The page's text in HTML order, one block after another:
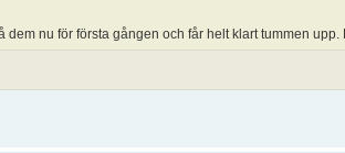
dem nu för första gången och får helt klart tummen